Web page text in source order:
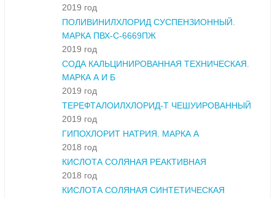
2019 год
ПОЛИВИНИЛХЛОРИД СУСПЕНЗИОННЫЙ.
МАРКА ПВХ-С-6669ПЖ
2019 год
СОДА КАЛЬЦИНИРОВАННАЯ ТЕХНИЧЕСКАЯ.
МАРКА А И Б
2019 год
ТЕРЕФТАЛОИЛХЛОРИД-Т ЧЕШУИРОВАННЫЙ
2019 год
ГИПОХЛОРИТ НАТРИЯ. МАРКА А
2018 год
КИСЛОТА СОЛЯНАЯ РЕАКТИВНАЯ
2018 год
КИСЛОТА СОЛЯНАЯ СИНТЕТИЧЕСКАЯ